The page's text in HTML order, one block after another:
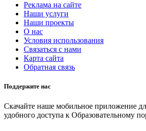
Реклама на сайте
Наши услуги
Наши проекты
О нас
Условия использования
Связаться с нами
Карта сайта
Обратная связь
Поддержите нас
Скачайте наше мобильное приложение
удобного доступа к Образовательному